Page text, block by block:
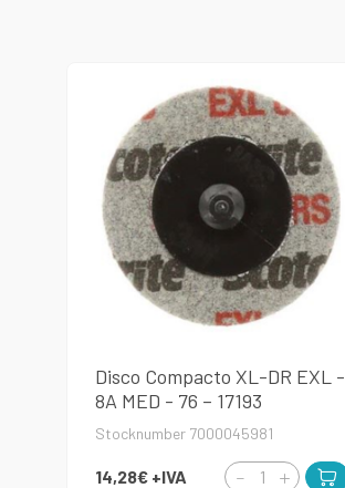
Disco Compacto XL-DR EXL -
8A MED - 76 – 17193
Stocknumber 7000045981
14,28€ +IVA